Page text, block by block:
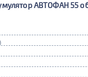
АВТОФАН 55